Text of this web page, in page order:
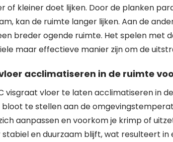
of kleiner doet lijken. Door de planken
kan de ruimte langer lijken. Aan de
breder ogende ruimte. Het spelen met
maar effectieve manier zijn om de
acclimatiseren in de ruimte
visgraat vloer te laten acclimatiseren in
te stellen aan de
aanpassen en voorkom je krimp of
en duurzaam blijft, wat resulteert